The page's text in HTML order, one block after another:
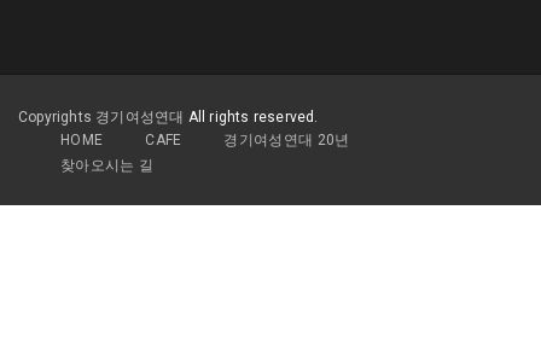
Copyrights 경기여성연대 All rights reserved.
HOME
CAFE
경기여성연대 20년
찾아오시는 길